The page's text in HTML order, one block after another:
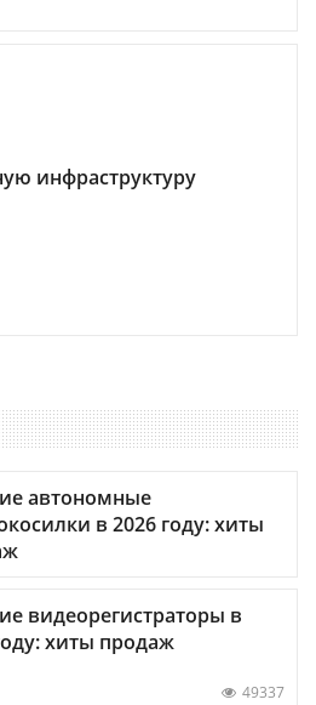
инфраструктуру
автономные
в 2026 году: хиты
видеорегистраторы в
хиты продаж
49337